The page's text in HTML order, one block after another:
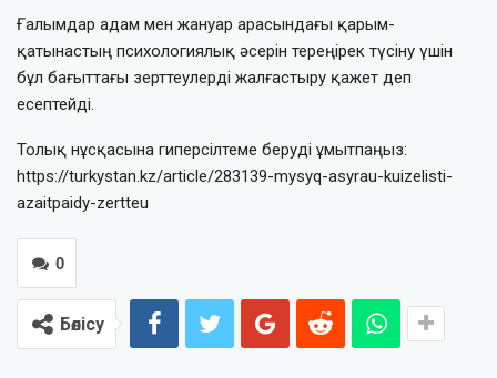
Ғалымдар адам мен жануар арасындағы қарым-
қатынастың психологиялық әсерін тереңірек түсіну үшін
бұл бағыттағы зерттеулерді жалғастыру қажет деп
есептейді.
Толық нұсқасына гиперсілтеме беруді ұмытпаңыз:
https://turkystan.kz/article/283139-mysyq-asyrau-kuizelisti-
azaitpaidy-zertteu
0
Бөлісу